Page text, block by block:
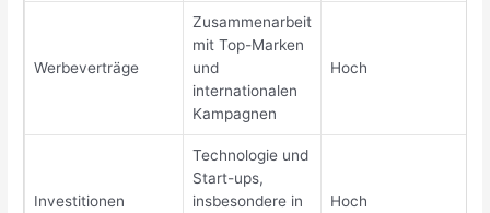
Werbeverträge
Zusammenarbeit
mit Top-Marken
und
internationalen
Kampagnen
Hoch
Investitionen
Technologie und
Start-ups,
insbesondere in
Hoch